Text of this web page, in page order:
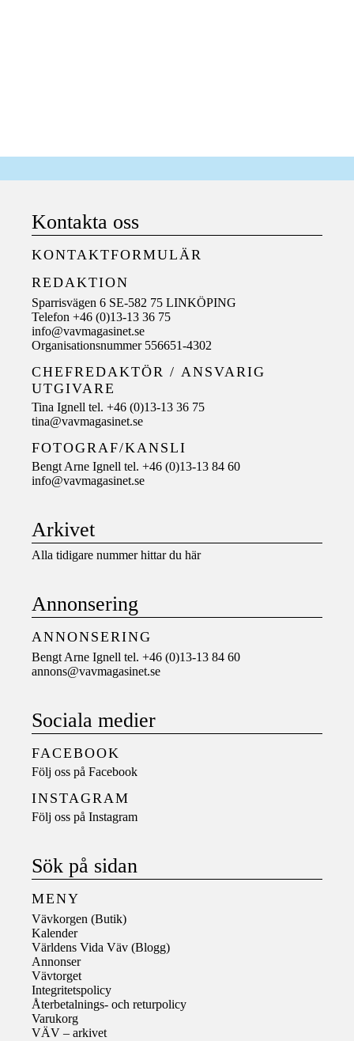
Kontakta oss
KONTAKTFORMULÄR
REDAKTION
Sparrisvägen 6 SE-582 75 LINKÖPING
Telefon +46 (0)13-13 36 75
info@vavmagasinet.se
Organisationsnummer 556651-4302
CHEFREDAKTÖR / ANSVARIG
UTGIVARE
Tina Ignell tel. +46 (0)13-13 36 75
tina@vavmagasinet.se
FOTOGRAF/KANSLI
Bengt Arne Ignell tel. +46 (0)13-13 84 60
info@vavmagasinet.se
Arkivet
Alla tidigare nummer hittar du här
Annonsering
ANNONSERING
Bengt Arne Ignell tel. +46 (0)13-13 84 60
annons@vavmagasinet.se
Sociala medier
FACEBOOK
Följ oss på Facebook
INSTAGRAM
Följ oss på Instagram
Sök på sidan
MENY
Vävkorgen (Butik)
Kalender
Världens Vida Väv (Blogg)
Annonser
Vävtorget
Integritetspolicy
Återbetalnings- och returpolicy
Varukorg
VÄV – arkivet